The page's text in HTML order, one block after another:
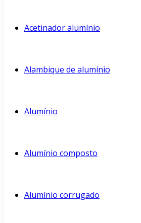
Acetinador alumínio
Alambique de alumínio
Alumínio
Alumínio composto
Alumínio corrugado